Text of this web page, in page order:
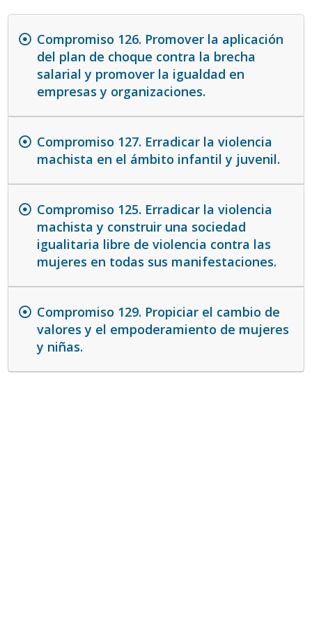
Compromiso 126. Promover la aplicación
del plan de choque contra la brecha
salarial y promover la igualdad en
empresas y organizaciones.
Compromiso 127. Erradicar la violencia
machista en el ámbito infantil y juvenil.
Compromiso 125. Erradicar la violencia
machista y construir una sociedad
igualitaria libre de violencia contra las
mujeres en todas sus manifestaciones.
Compromiso 129. Propiciar el cambio de
valores y el empoderamiento de mujeres
y niñas.